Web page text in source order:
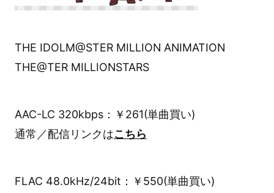
THE IDOLM@STER MILLION ANIMATION
THE@TER MILLIONSTARS
AAC-LC 320kbps：￥261(単曲買い)
通常／配信リンクはこちら
FLAC 48.0kHz/24bit：￥550(単曲買い)